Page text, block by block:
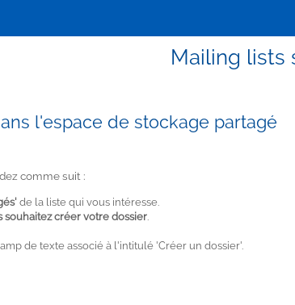
Mailing lists
l'espace de stockage partagé
comme suit :
de la liste qui vous intéresse.
souhaitez créer votre dossier.
de texte associé à l'intitulé 'Créer un dossier'.